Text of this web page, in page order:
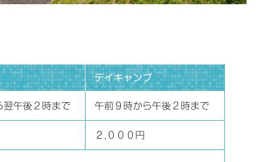
デイキャンプ
翌午後２時まで 午前９時から午後２時まで
２,０００円